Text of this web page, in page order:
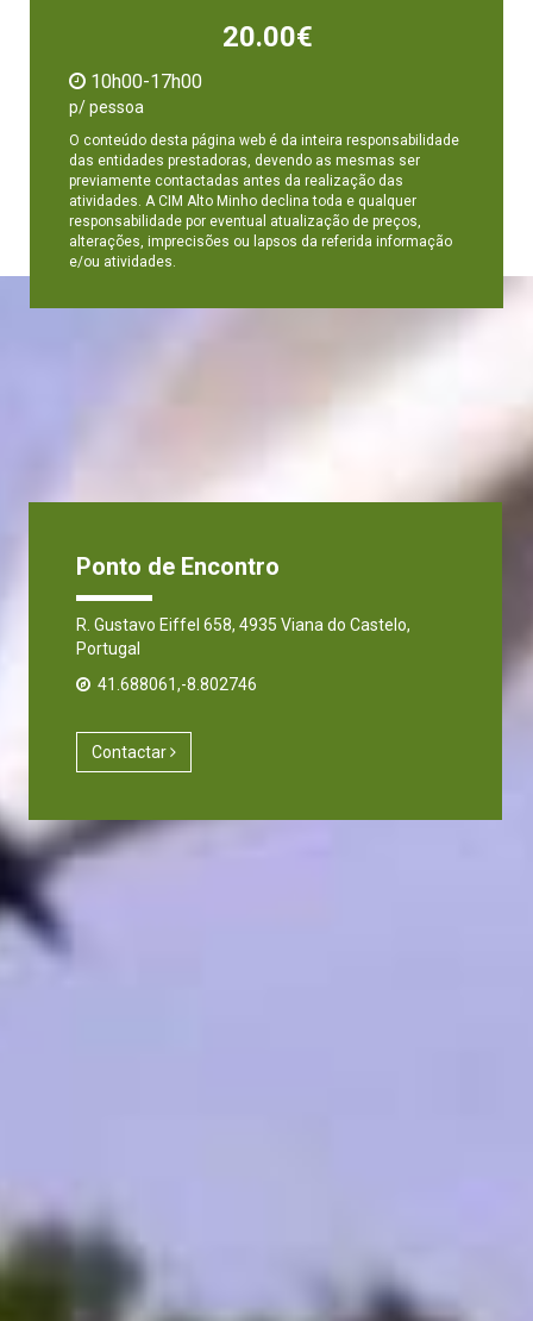
20.00€
10h00-17h00
p/ pessoa
O conteúdo desta página web é da inteira responsabilidade
das entidades prestadoras, devendo as mesmas ser
previamente contactadas antes da realização das
atividades. A CIM Alto Minho declina toda e qualquer
responsabilidade por eventual atualização de preços,
alterações, imprecisões ou lapsos da referida informação
e/ou atividades.
Ponto de Encontro
R. Gustavo Eiffel 658, 4935 Viana do Castelo,
Portugal
41.688061,-8.802746
Contactar